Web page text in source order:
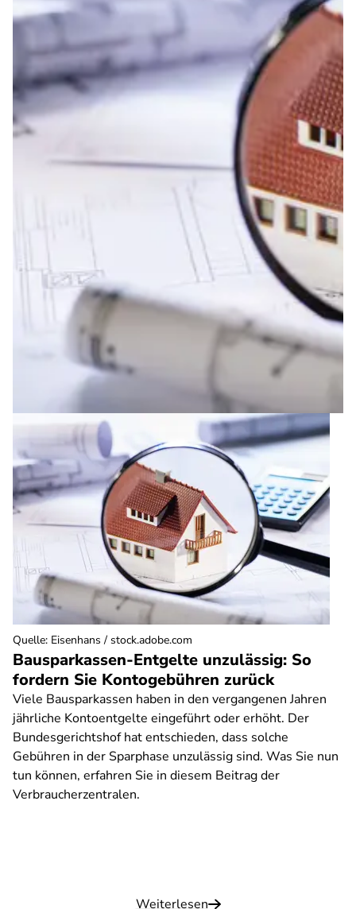
Bausparkassen-Entgelte unzulässig: So
fordern Sie Kontogebühren zurück
Viele Bausparkassen haben in den vergangenen Jahren
jährliche Kontoentgelte eingeführt oder erhöht. Der
Bundesgerichtshof hat entschieden, dass solche
Gebühren in der Sparphase unzulässig sind. Was Sie nun
tun können, erfahren Sie in diesem Beitrag der
Verbraucherzentralen.
Weiterlesen
Quelle: Eisenhans / stock.adobe.com